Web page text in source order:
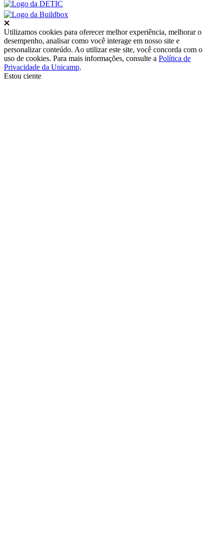
Utilizamos cookies para oferecer melhor experiência, melhorar o
desempenho, analisar como você interage em nosso site e
personalizar conteúdo. Ao utilizar este site, você concorda com o
uso de cookies. Para mais informações, consulte a Política de
Privacidade da Unicamp.
Estou ciente